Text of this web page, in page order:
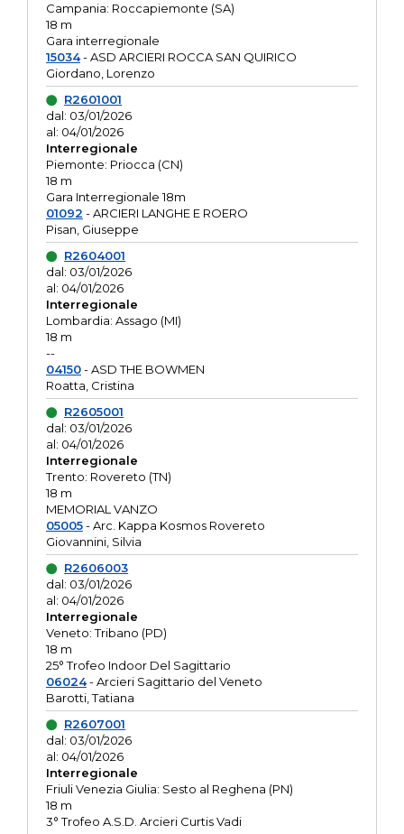
Campania: Roccapiemonte (SA)
18 m
Gara interregionale
15034- ASD ARCIERI ROCCA SAN QUIRICO
Giordano, Lorenzo
R2601001
dal: 03/01/2026
al: 04/01/2026
Interregionale
Piemonte: Priocca (CN)
18 m
Gara Interregionale 18m
01092 - ARCIERI LANGHE E ROERO
Pisan, Giuseppe
R2604001
dal: 03/01/2026
al: 04/01/2026
Interregionale
Lombardia: Assago (MI)
18 m
--
04150- ASD THE BOWMEN
Roatta, Cristina
R2605001
dal: 03/01/2026
al: 04/01/2026
Interregionale
Trento: Rovereto (TN)
18 m
MEMORIAL VANZO
05005- Arc. Kappa Kosmos Rovereto
Giovannini, Silvia
R2606003
dal: 03/01/2026
al: 04/01/2026
Interregionale
Veneto: Tribano (PD)
18 m
25° Trofeo Indoor Del Sagittario
06024- Arcieri Sagittario del Veneto
Barotti, Tatiana
R2607001
dal: 03/01/2026
al: 04/01/2026
Interregionale
Friuli Venezia Giulia: Sesto al Reghena (PN)
18 m
3° Trofeo A.S.D. Arcieri Curtis Vadi